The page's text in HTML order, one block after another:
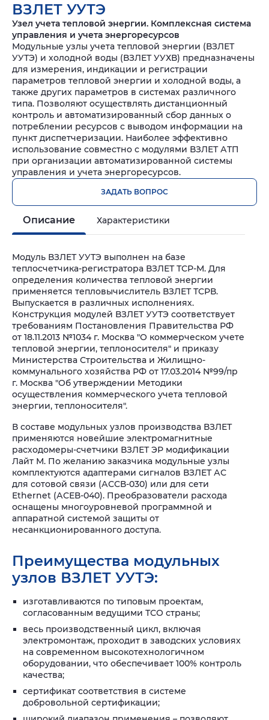
ВЗЛЕТ УУТЭ
Узел учета тепловой энергии. Комплексная система
управления и учета энергоресурсов
Модульные узлы учета тепловой энергии (ВЗЛЕТ
УУТЭ) и холодной воды (ВЗЛЕТ УУХВ) предназначены
для измерения, индикации и регистрации
параметров тепловой энергии и холодной воды, а
также других параметров в системах различного
типа. Позволяют осуществлять дистанционный
контроль и автоматизированный сбор данных о
потреблении ресурсов с выводом информации на
пункт диспетчеризации. Наиболее эффективно
использование совместно с модулями ВЗЛЕТ АТП
при организации автоматизированной системы
управления и учета энергоресурсов.
ЗАДАТЬ ВОПРОС
Описание Характеристики
Модуль ВЗЛЕТ УУТЭ выполнен на базе
теплосчетчика-регистратора ВЗЛЕТ ТСР-М. Для
определения количества тепловой энергии
применяется тепловычислитель ВЗЛЕТ ТСРВ.
Выпускается в различных исполнениях.
Конструкция модулей ВЗЛЕТ УУТЭ соответствует
требованиям Постановления Правительства РФ
от 18.11.2013 №1034 г. Москва "О коммерческом учете
тепловой энергии, теплоносителя" и приказу
Министерства Строительства и Жилищно-
коммунального хозяйства РФ от 17.03.2014 №99/пр
г. Москва "Об утверждении Методики
осуществления коммерческого учета тепловой
энергии, теплоносителя".
В составе модульных узлов производства ВЗЛЕТ
применяются новейшие электромагнитные
расходомеры-счетчики ВЗЛЕТ ЭР модификации
Лайт М. По желанию заказчика модульные узлы
комплектуются адаптерами сигналов ВЗЛЕТ АС
для сотовой связи (АССВ-030) или для сети
Ethernet (АСЕВ-040). Преобразователи расхода
оснащены многоуровневой программной и
аппаратной системой защиты от
несанкционированного доступа.
Преимущества модульных
узлов ВЗЛЕТ УУТЭ:
изготавливаются по типовым проектам,
согласованным ведущими ТСО страны;
весь производственный цикл, включая
электромонтаж, проходит в заводских условиях
на современном высокотехнологичном
оборудовании, что обеспечивает 100% контроль
качества;
сертификат соответствия в системе
добровольной сертификации;